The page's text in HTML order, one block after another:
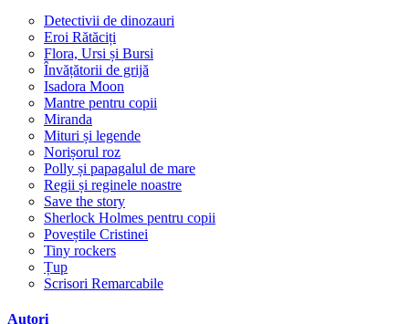
Detectivii de dinozauri
Eroi Rătăciți
Flora, Ursi și Bursi
Învățătorii de grijă
Isadora Moon
Mantre pentru copii
Miranda
Mituri și legende
Norișorul roz
Polly și papagalul de mare
Regii și reginele noastre
Save the story
Sherlock Holmes pentru copii
Poveștile Cristinei
Tiny rockers
Țup
Scrisori Remarcabile
Autori